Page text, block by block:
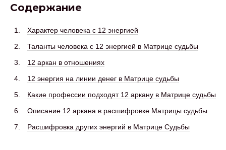
Содержание
Характер человека с 12 энергией
Таланты человека с 12 энергией в Матрице судьбы
12 аркан в отношениях
12 энергия на линии денег в Матрице судьбы
Какие профессии подходят 12 аркану в Матрице судьбы
Описание 12 аркана в расшифровке Матрицы судьбы
Расшифровка других энергий в Матрице Судьбы